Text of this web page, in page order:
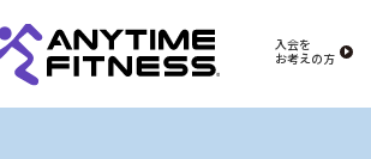
入会を
お考えの方